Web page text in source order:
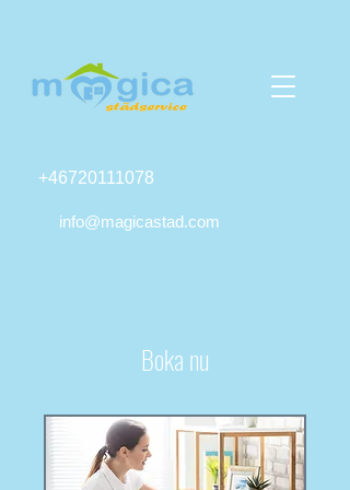
+46720111078
info@magicastad.com
Boka nu